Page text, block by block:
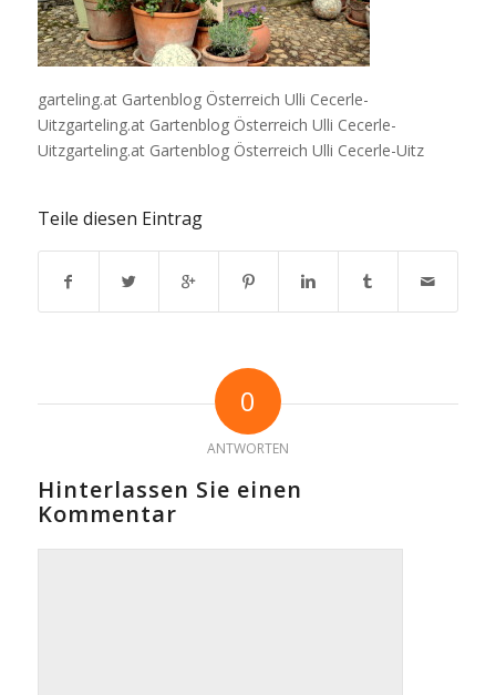
garteling.at Gartenblog Österreich Ulli Cecerle-
Uitzgarteling.at Gartenblog Österreich Ulli Cecerle-
Uitzgarteling.at Gartenblog Österreich Ulli Cecerle-Uitz
Teile diesen Eintrag
0
ANTWORTEN
Hinterlassen Sie einen
Kommentar